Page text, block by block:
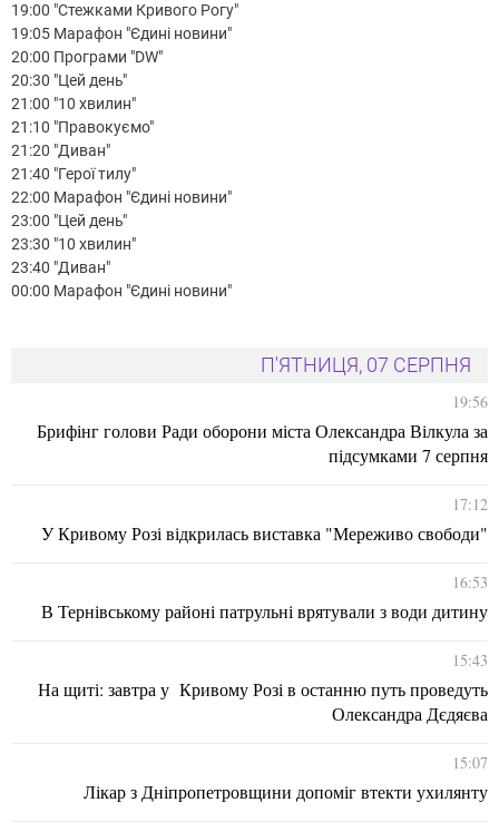
19:00 "Стежками Кривого Рогу"
19:05 Марафон "Єдині новини"
20:00 Програми "DW"
20:30 "Цей день"
21:00 "10 хвилин"
21:10 "Правокуємо"
21:20 "Диван"
21:40 "Герої тилу"
22:00 Марафон "Єдині новини"
23:00 "Цей день"
23:30 "10 хвилин"
23:40 "Диван"
00:00 Марафон "Єдині новини"
П'ЯТНИЦЯ, 07 СЕРПНЯ
19:56
Брифінг голови Ради оборони міста Олександра Вілкула за
підсумками 7 серпня
17:12
У Кривому Розі відкрилась виставка "Мереживо свободи"
16:53
В Тернівському районі патрульні врятували з води дитину
15:43
На щиті: завтра у Кривому Розі в останню путь проведуть
Олександра Дєдяєва
15:07
Лікар з Дніпропетровщини допоміг втекти ухилянту